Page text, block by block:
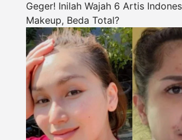
Geger! Inilah Wajah 6 Artis
Makeup, Beda Total?